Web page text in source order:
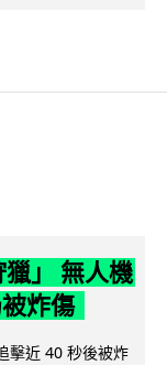
」 無人機
炸傷
擊近 40 秒後被炸